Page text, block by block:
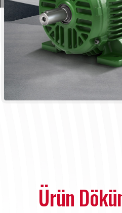
Ürün